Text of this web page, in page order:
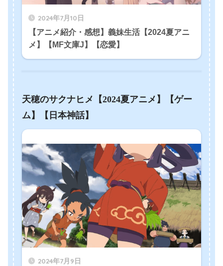
2024年7月10日
【アニメ紹介・感想】義妹生活【2024夏アニ
メ】【MF文庫J】【恋愛】
天穂のサクナヒメ【2024夏アニメ】【ゲー
ム】【日本神話】
2024年7月9日